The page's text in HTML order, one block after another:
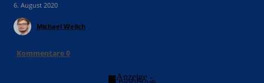
6. August 2020
Michael Weilch
Kommentare0
- Anzeige -